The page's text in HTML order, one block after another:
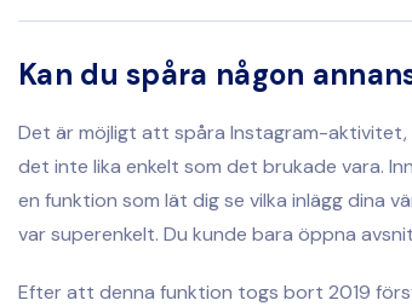
Kan du spåra någon
Det är möjligt att spåra Instagram-aktivitet,
det inte lika enkelt som det brukade vara.
en funktion som lät dig se vilka inlägg dina
var superenkelt. Du kunde bara öppna
Efter att denna funktion togs bort 2019